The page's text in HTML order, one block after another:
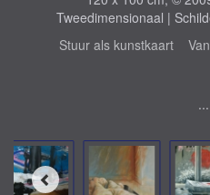
Tweedimensionaal |
Stuur als kunstkaart
...